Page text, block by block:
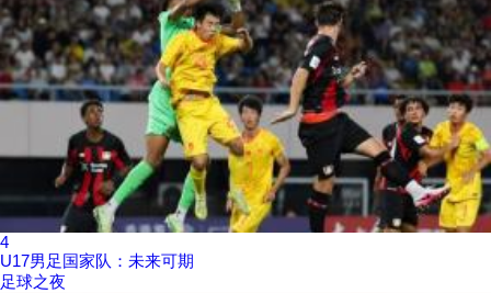
4
U17男足国家队：未来可期
足球之夜